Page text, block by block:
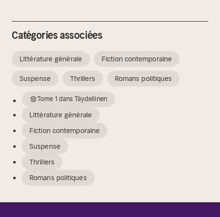
Catégories associées
Littérature générale Fiction contemporaine
Suspense Thrillers Romans politiques
Tome 1 dans Täydellinen
Littérature générale
Fiction contemporaine
Suspense
Thrillers
Romans politiques